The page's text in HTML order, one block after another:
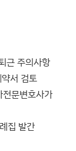
근 주의사항
서 검토
문변호사가
집 발간